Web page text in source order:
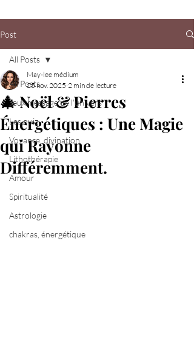
Post
All Posts
Jeux message de l'univers
Les quiz
Voyance, divination
Lithothérapie
Amour
Spiritualité
Astrologie
chakras, énergétique
All Posts
🎄 Noël & Pierres
Énergétiques : Une Magie
qui Rayonne
Différemment.
May-lee médium
25 nov. 2025 2 min de lecture